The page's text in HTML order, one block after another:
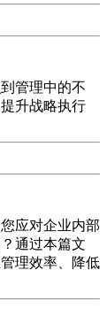
管理中的不
升战略执行
应对企业内部
通过本篇文
理效率、降低